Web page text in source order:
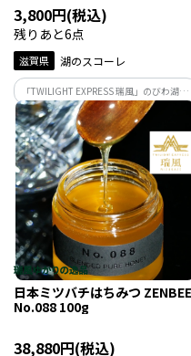
3,800円(税込)
残りあと6点
滋賀県 湖のスコーレ
「TWILIGHT EXPRESS 瑞風」のびわ湖周
遊・せとうちコース（上り）の2日目ラン
チを監修する食の匠・市山シェフが生み
出したフィナンシェ。滋賀県産チーズと
ホワイトチョコの組合せをお楽しみくだ
さい。
日本ミツバチはちみつ ZENBEE
No.088 100g
38,880円(税込)